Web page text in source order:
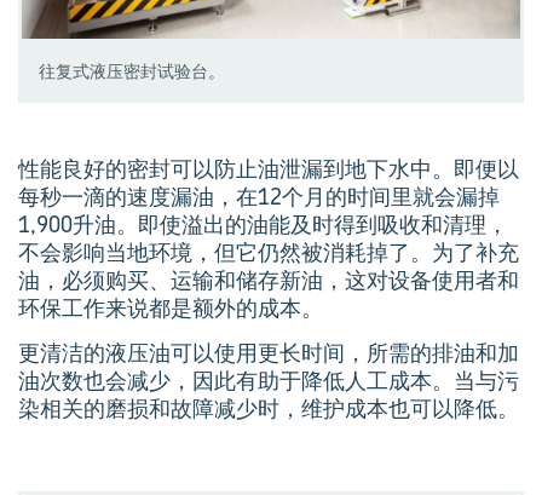
往复式液压密封试验台。
性能良好的密封可以防止油泄漏到地下水中。即便以
每秒一滴的速度漏油，在12个月的时间里就会漏掉
1,900升油。即使溢出的油能及时得到吸收和清理，
不会影响当地环境，但它仍然被消耗掉了。为了补充
油，必须购买、运输和储存新油，这对设备使用者和
环保工作来说都是额外的成本。
更清洁的液压油可以使用更长时间，所需的排油和加
油次数也会减少，因此有助于降低人工成本。当与污
染相关的磨损和故障减少时，维护成本也可以降低。